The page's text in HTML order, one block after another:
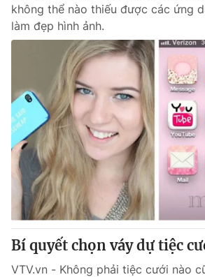
không thể nào thiếu được các ứng
làm đẹp hình ảnh.
Bí quyết chọn váy dự tiệc
VTV.vn - Không phải tiệc cưới nào